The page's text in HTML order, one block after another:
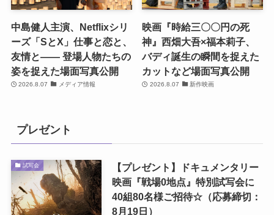
中島健人主演、Netflixシリ
ーズ「SとX」仕事と恋と、
友情と―― 登場人物たちの
姿を捉えた場面写真公開
2026.8.07 メディア情報
映画『時給三〇〇円の死
神』西畑大吾×福本莉子、
バディ誕生の瞬間を捉えた
カットなど場面写真公開
2026.8.07 新作映画
プレゼント
試写会
【プレゼント】ドキュメンタリー
映画『戦場0地点』特別試写会に
40組80名様ご招待☆（応募締切：
8月19日）